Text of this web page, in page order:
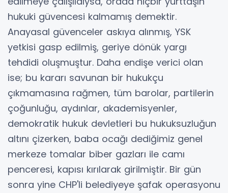
hukuki güvencesi kalmamış demektir.
Anayasal güvenceler askıya alınmış, YSK
yetkisi gasp edilmiş, geriye dönük yargı
tehdidi oluşmuştur. Daha endişe verici olan
ise; bu kararı savunan bir hukukçu
çıkmamasına rağmen, tüm barolar, partilerin
çoğunluğu, aydınlar, akademisyenler,
demokratik hukuk devletleri bu hukuksuzluğun
altını çizerken, baba ocağı dediğimiz genel
merkeze tomalar biber gazları ile camı
penceresi, kapısı kırılarak girilmiştir. Bir gün
sonra yine CHP'li belediyeye şafak operasyonu